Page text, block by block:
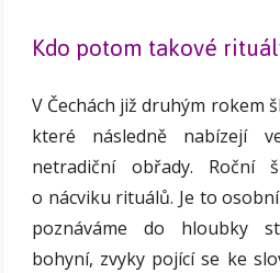
Kdo potom takové
V Čechách již druhým rokem
které následně nabízejí
netradiční obřady. Roční
o nácviku rituálů. Je to
poznáváme do hloubky
bohyní, zvyky pojící se ke